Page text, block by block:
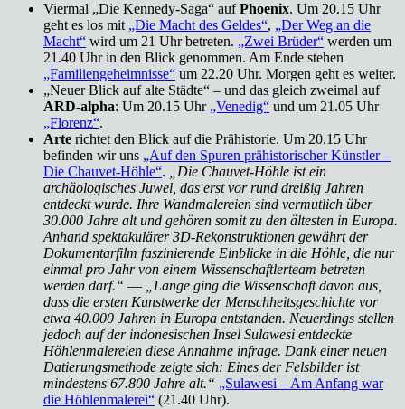
Viermal „Die Kennedy-Saga“ aufPhoenix. Um 20.15 Uhr
geht es los mit „Die Macht des Geldes“, „Der Weg an die
Macht“ wird um 21 Uhr betreten. „Zwei Brüder“ werden um
21.40 Uhr in den Blick genommen. Am Ende stehen
„Familiengeheimnisse“ um 22.20 Uhr. Morgen geht es weiter.
„Neuer Blick auf alte Städte“ – und das gleich zweimal auf
ARD-alpha: Um 20.15 Uhr „Venedig“ und um 21.05 Uhr
„Florenz“.
Arte richtet den Blick auf die Prähistorie. Um 20.15 Uhr
befinden wir uns „Auf den Spuren prähistorischer Künstler –
Die Chauvet-Höhle“. „Die Chauvet-Höhle ist ein
archäologisches Juwel, das erst vor rund dreißig Jahren
entdeckt wurde. Ihre Wandmalereien sind vermutlich über
30.000 Jahre alt und gehören somit zu den ältesten in Europa.
Anhand spektakulärer 3D-Rekonstruktionen gewährt der
Dokumentarfilm faszinierende Einblicke in die Höhle, die nur
einmal pro Jahr von einem Wissenschaftlerteam betreten
werden darf.“ — „Lange ging die Wissenschaft davon aus,
dass die ersten Kunstwerke der Menschheitsgeschichte vor
etwa 40.000 Jahren in Europa entstanden. Neuerdings stellen
jedoch auf der indonesischen Insel Sulawesi entdeckte
Höhlenmalereien diese Annahme infrage. Dank einer neuen
Datierungsmethode zeigte sich: Eines der Felsbilder ist
mindestens 67.800 Jahre alt.“ „Sulawesi – Am Anfang war
die Höhlenmalerei“ (21.40 Uhr).